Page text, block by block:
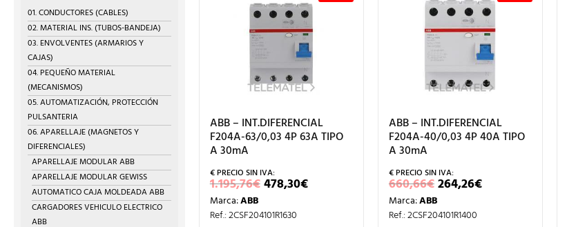
ABB – INT.DIFERENCIAL
F204A-63/0,03 4P 63A TIPO
A 30mA
1.195,76€EL
PRECIO
ERA:
478,30€EL
PRECIO
Marca:ABB
Ref.: 2CSF204101R1630
ABB – INT.DIFERENCIAL
F204A-40/0,03 4P 40A TIPO
A 30mA
660,66€EL
PRECIO
ORIGINAL
ERA:
264,26€EL
PRECIO
Marca:ABB
Ref.: 2CSF204101R1400
01. CONDUCTORES (CABLES)
02. MATERIAL INS. (TUBOS-BANDEJA)
03. ENVOLVENTES (ARMARIOS Y
CAJAS)
04. PEQUEÑO MATERIAL
(MECANISMOS)
05. AUTOMATIZACIÓN, PROTECCIÓN
PULSANTERIA
06. APARELLAJE (MAGNETOS Y
DIFERENCIALES)
APARELLAJE MODULAR ABB
APARELLAJE MODULAR GEWISS
AUTOMATICO CAJA MOLDEADA ABB
CARGADORES VEHICULO ELECTRICO
ABB